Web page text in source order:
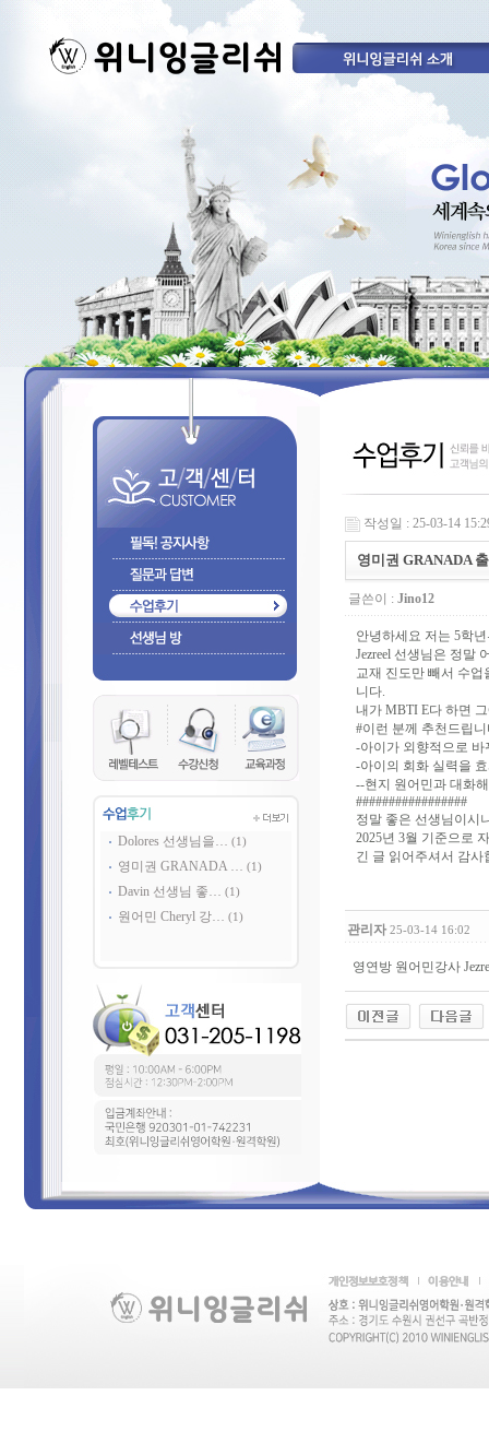
Dolores 선생님을… (1)
영미권 GRANADA … (1)
Davin 선생님 좋… (1)
원어민 Cheryl 강… (1)
작성일 : 25-03-14
영미권 GRANADA
글쓴이 : Jino12
안녕하세요 저는 5학
Jezreel 선생님은 정말
교재 진도만 빼서 수
니다.
내가 MBTI E다 하면
#이런 분께 추천드립니
-아이가 외향적으로 바
-아이의 회화 실력을
--현지 원어민과 대화
#################
정말 좋은 선생님이시
2025년 3월 기준으로
긴 글 읽어주셔서 감사
관리자 25-03-14 16:02
영연방 원어민강사